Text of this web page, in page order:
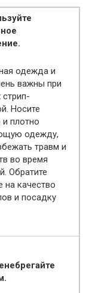
одежда и
важны при
стрип-
Носите
плотно
одежду,
травм и
во время
Обратите
на качество
и посадку